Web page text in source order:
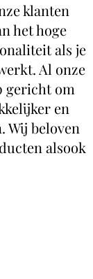
klanten
het hoge
als je
Al onze
gericht om
en
Wij beloven
alsook